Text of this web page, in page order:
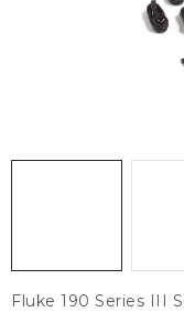
Obchodné
Fluke 190 Series III